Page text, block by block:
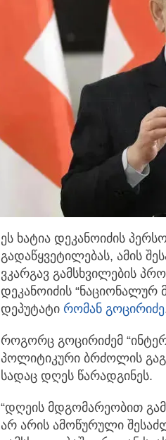
ეს ხატია დეკანოიძის
გადაწყვეტილებას, ამის
ვკარგავ გამსხვილების
დეკანოიძის “ნაციონალურ
დეპუტატი რომან გოცირიძე
როგორც გოცირიძემ
პოლიტიკური ბრძოლის
სადაც დღეს წარადგინეს.
“დღეის მდგომარეობით
არ არის ამოწურული